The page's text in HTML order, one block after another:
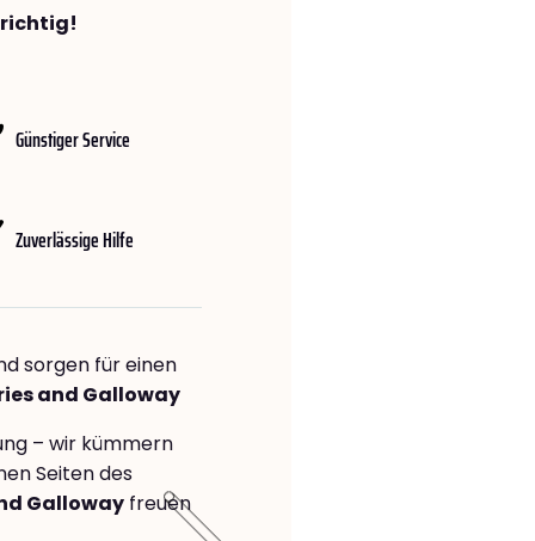
richtig!
Günstiger Service
Zuverlässige Hilfe
sorgen für einen
and Galloway
– wir kümmern
Seiten des
Galloway freuen